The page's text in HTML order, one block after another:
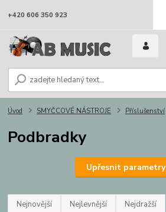
+420 606 350 923
Úvod SMYČCOVÉ NÁSTROJE Příslušenství
Podbradky
Upřesnit parametry
Nejnovější Nejlevnější Nejdražší